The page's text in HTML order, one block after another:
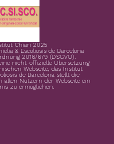
Chiari 2025
& Escoliosis de Barcelona
2016/679 (DSGVO).
nicht-offizielle Übersetzung
Webseite; das Institut
de Barcelona stellt die
allen Nutzern der Webseite ein
zu ermöglichen.